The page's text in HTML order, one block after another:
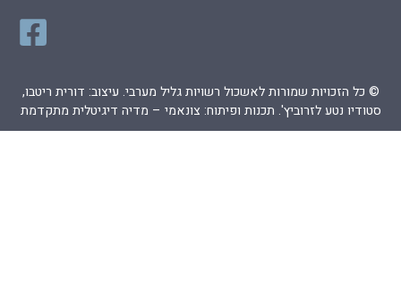
© כל הזכויות שמורות לאשכול רשויות גליל מערבי. עיצוב: דורית ריטבו,
סטודיו נטע לזרוביץ'. תכנות ופיתוח: צונאמי – מדיה דיגיטלית מתקדמת